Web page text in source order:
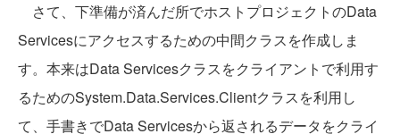
さて、下準備が済んだ所でホストプロジェクトのData
Servicesにアクセスするための中間クラスを作成しま
す。本来はData Servicesクラスをクライアントで利用す
るためのSystem.Data.Services.Clientクラスを利用し
て、手書きでData Servicesから返されるデータをクライ